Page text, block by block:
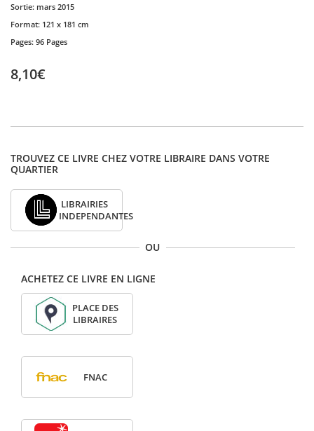
Sortie: mars 2015
Format: 121 x 181 cm
Pages: 96 Pages
8,10€
TROUVEZ CE LIVRE CHEZ VOTRE LIBRAIRE DANS VOTRE
QUARTIER
LIBRAIRIES
INDEPENDANTES
OU
ACHETEZ CE LIVRE EN LIGNE
PLACE DES
LIBRAIRES
FNAC